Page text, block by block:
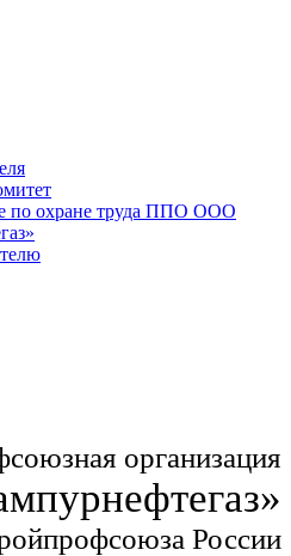
по охране труда ППО ООО
организация
России